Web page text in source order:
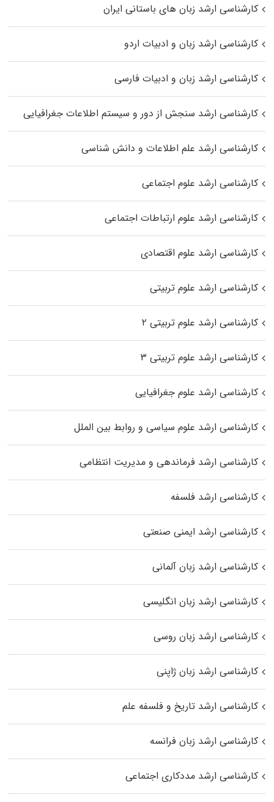
کارشناسی ارشد زبان‌ های باستانی ایران
کارشناسی ارشد زبان و ادبیات اردو
کارشناسی ارشد زبان و ادبیات فارسی
کارشناسی ارشد سنجش از دور و سیستم اطلاعات جغرافیایی
کارشناسی ارشد علم اطلاعات و دانش شناسی
کارشناسی ارشد علوم اجتماعی
کارشناسی ارشد علوم ارتباطات اجتماعی
کارشناسی ارشد علوم اقتصادی
کارشناسی ارشد علوم تربیتی
کارشناسی ارشد علوم تربیتی ۲
کارشناسی ارشد علوم تربیتی ۳
کارشناسی ارشد علوم جغرافیایی
کارشناسی ارشد علوم سیاسی و روابط بین الملل
کارشناسی ارشد فرماندهی و مدیریت انتظامی
کارشناسی ارشد فلسفه
کارشناسی ارشد ایمنی صنعتی
کارشناسی ارشد زبان آلمانی
کارشناسی ارشد زبان انگلیسی
کارشناسی ارشد زبان روسی
کارشناسی ارشد زبان ژاپنی
کارشناسی ارشد تاریخ و فلسفه علم
کارشناسی ارشد زبان فرانسه
کارشناسی ارشد مددکاری اجتماعی